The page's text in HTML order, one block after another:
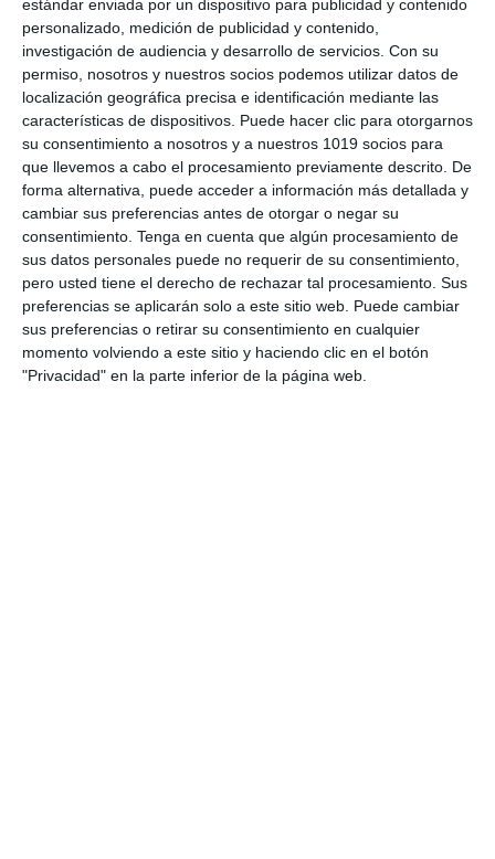
estándar enviada por un dispositivo para publicidad y contenido
personalizado, medición de publicidad y contenido,
investigación de audiencia y desarrollo de servicios. Con su
permiso, nosotros y nuestros socios podemos utilizar datos de
localización geográfica precisa e identificación mediante las
características de dispositivos. Puede hacer clic para otorgarnos
su consentimiento a nosotros y a nuestros 1019 socios para
que llevemos a cabo el procesamiento previamente descrito. De
forma alternativa, puede acceder a información más detallada y
cambiar sus preferencias antes de otorgar o negar su
consentimiento. Tenga en cuenta que algún procesamiento de
sus datos personales puede no requerir de su consentimiento,
pero usted tiene el derecho de rechazar tal procesamiento. Sus
preferencias se aplicarán solo a este sitio web. Puede cambiar
sus preferencias o retirar su consentimiento en cualquier
momento volviendo a este sitio y haciendo clic en el botón
"Privacidad" en la parte inferior de la página web.
y los niveles tróficos.
Si este material te ha sido útil y deseas seguir
explorando más recursos educativos, te
invitamos a visitar plataformas comoRecursos
ESO, con una amplia variedad de contenidos
educativos para secundaria;Orientación Andújar,
con recursos para todas las etapas educativas; y
Actividades de Infantil y Primaria, donde
encontrarás actividades creativas para los más
pequeños.
DESCARGA AL FINAL